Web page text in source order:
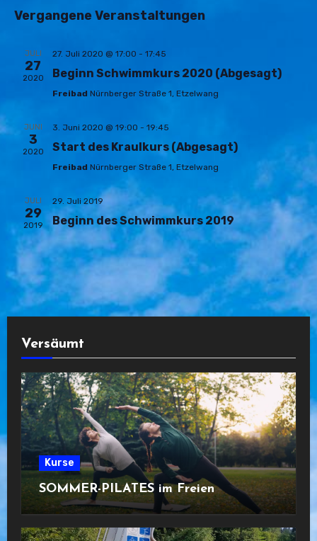
wählen.
Vergangene Veranstaltungen
JULI
27
2020
27. Juli 2020 @ 17:00 - 17:45
Beginn Schwimmkurs 2020 (Abgesagt)
Freibad Nürnberger Straße 1, Etzelwang
JUNI
3
2020
3. Juni 2020 @ 19:00 - 19:45
Start des Kraulkurs (Abgesagt)
Freibad Nürnberger Straße 1, Etzelwang
JULI
29
2019
29. Juli 2019
Beginn des Schwimmkurs 2019
Versäumt
Kurse
SOMMER-PILATES im Freien